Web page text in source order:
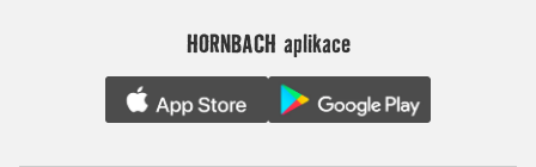
HORNBACH aplikace